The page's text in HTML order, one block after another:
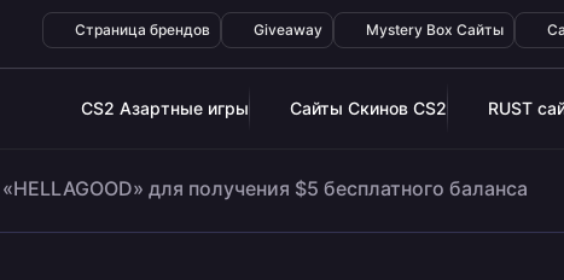
Страница брендов Giveaway Mystery Box Сайты
CS2 Азартные игры Сайты Cкинов CS2 RUST
для получения $5 бесплатного баланса